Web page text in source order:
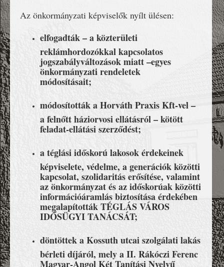
Az önkormányzati képviselők nyílt ülésen:
elfogadták – a közterületi
reklámhordozókkal kapcsolatos
jogszabályváltozások miatt –egyes
önkormányzati rendeletek
módosításait;
módosították a Horváth Praxis Kft-vel –
a felnőtt háziorvosi ellátásról – kötött
feladat-ellátási szerződést;
a téglási időskorú lakosok érdekeinek
képviselete, védelme, a generációk közötti
kapcsolat, szolidaritás erősítése, valamint
az önkormányzat és az időskorúak közötti
információáramlás biztosítása érdekében
megalapították TÉGLÁS VÁROS
IDŐSÜGYI TANÁCSÁT;
döntöttek a Kossuth utcai szolgálati lakás
bérleti díjáról, mely a II. Rákóczi Ferenc
Magyar-Angol Két Tanítási Nyelvű